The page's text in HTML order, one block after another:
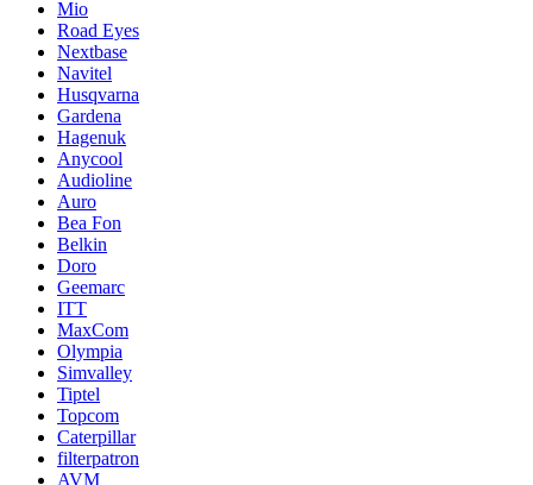
Mio
Road Eyes
Nextbase
Navitel
Husqvarna
Gardena
Hagenuk
Anycool
Audioline
Auro
Bea Fon
Belkin
Doro
Geemarc
ITT
MaxCom
Olympia
Simvalley
Tiptel
Topcom
Caterpillar
filterpatron
AVM